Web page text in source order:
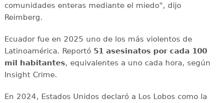
comunidades enteras mediante el miedo", dijo
Reimberg.
Ecuador fue en 2025 uno de los más violentos de
Latinoamérica. Reportó 51 asesinatos por cada 100
mil habitantes, equivalentes a uno cada hora, según
Insight Crime.
En 2024, Estados Unidos declaró a Los Lobos como la